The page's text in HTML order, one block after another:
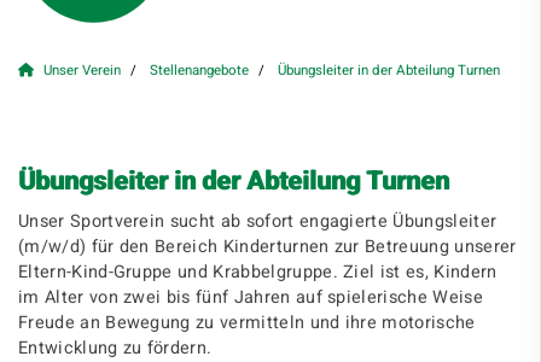
Unser Verein Stellenangebote Übungsleiter in der Abteilung Turnen
Übungsleiter in der Abteilung Turnen
Unser Sportverein sucht ab sofort engagierte Übungsleiter
(m/w/d) für den Bereich Kinderturnen zur Betreuung unserer
Eltern-Kind-Gruppe und Krabbelgruppe. Ziel ist es, Kindern
im Alter von zwei bis fünf Jahren auf spielerische Weise
Freude an Bewegung zu vermitteln und ihre motorische
Entwicklung zu fördern.